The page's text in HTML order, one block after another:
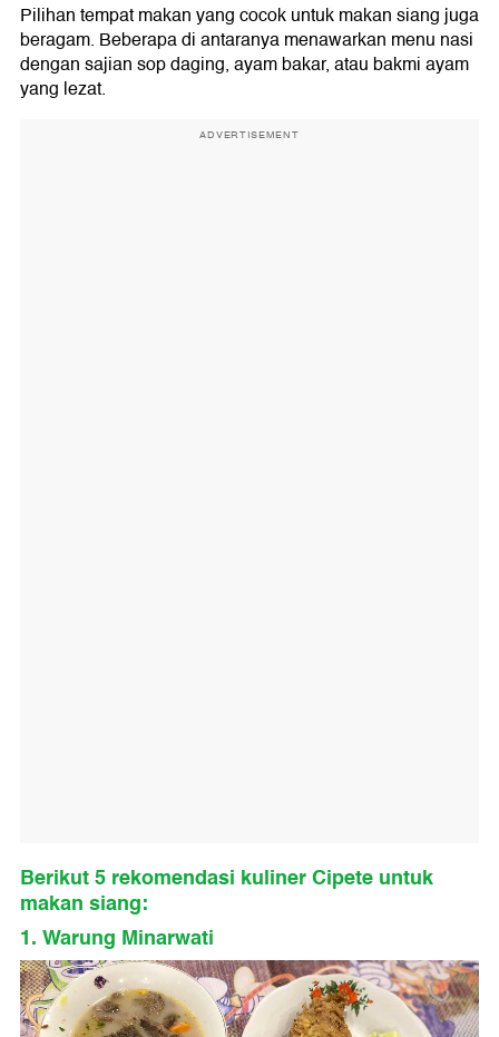
Pilihan tempat makan yang cocok untuk makan siang juga
beragam. Beberapa di antaranya menawarkan menu nasi
dengan sajian sop daging, ayam bakar, atau bakmi ayam
yang lezat.
ADVERTISEMENT
Berikut 5 rekomendasi kuliner Cipete untuk
makan siang:
1. Warung Minarwati